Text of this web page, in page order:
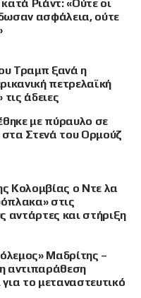
Ριάντ: «Ούτε οι
ασφάλεια, ούτε
Τραμπ ξανά η
πετρελαϊκή
άδειες
με πύραυλο σε
στα Στενά του Ορμούζ
Κολομβίας ο Ντε λα
στις
αντάρτες και στήριξη
Μαδρίτης –
αντιπαράθεση
το μεταναστευτικό